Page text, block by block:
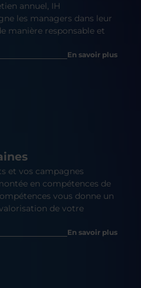
annuel, IH
les managers dans leur
manière responsable et
En savoir plus
et vos campagnes
en compétences de
vous donne un
de votre
En savoir plus